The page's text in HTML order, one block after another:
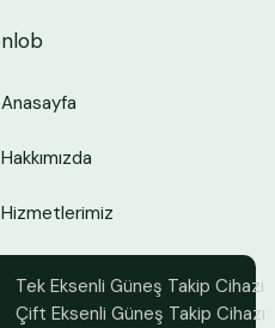
Anasayfa
Hakkımızda
Hizmetlerimiz
Tek Eksenli Güneş Takip Cihazı
Çift Eksenli Güneş Takip Cihazı